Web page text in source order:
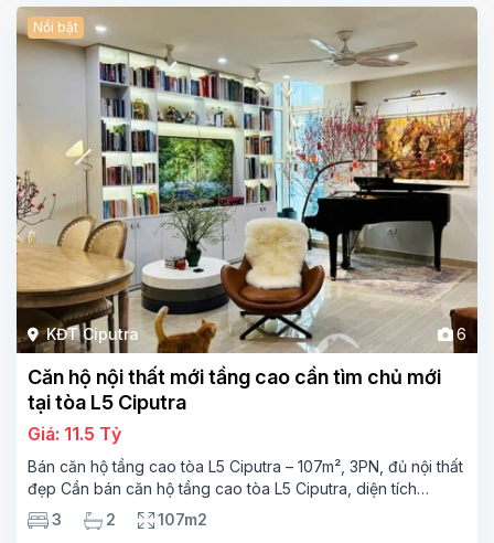
KĐT Ciputra 6
Nổi bật
Căn hộ nội thất mới tầng cao cần tìm chủ mới
tại tòa L5 Ciputra
Giá: 11.5 Tỷ
Bán căn hộ tầng cao tòa L5 Ciputra – 107m², 3PN, đủ nội thất
đẹp Cần bán căn hộ tầng cao tòa L5 Ciputra, diện tích
107m², thiết kế 3 phòng ngủ – 2 vệ sinh, không gian rộng
thoáng. Căn
3 2 107m2